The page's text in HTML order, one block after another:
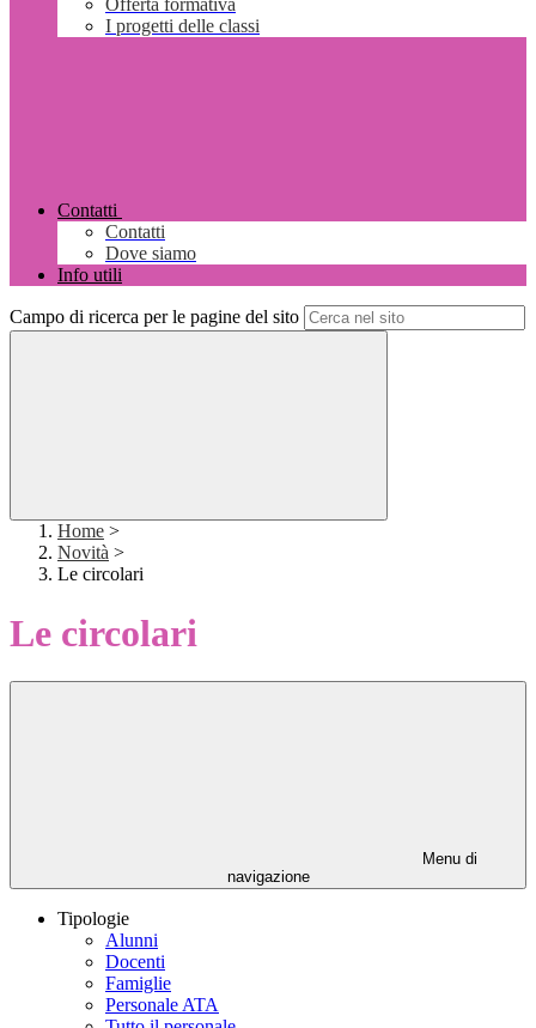
Offerta formativa
I progetti delle classi
Contatti
Contatti
Dove siamo
Info utili
Campo di ricerca per le pagine del sito
Home >
Novità >
Le circolari
Le circolari
Menu di
navigazione
Tipologie
Alunni
Docenti
Famiglie
Personale ATA